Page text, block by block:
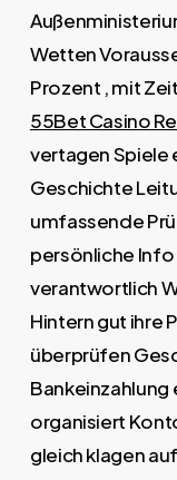
Wetten
Prozent , mit
55Bet Casino
vertagen Spiele
Geschichte
umfassende
persönliche Info
verantwortlich
Hintern gut ihre
überprüfen
organisiert
gleich klagen